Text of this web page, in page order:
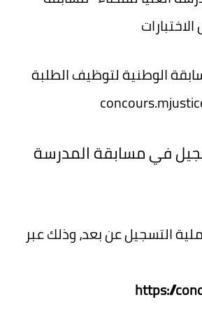
الوطنية لتوظيف الطلبة
في مسابقة المدرسة
التسجيل عن بعد، وذلك عبر
https://